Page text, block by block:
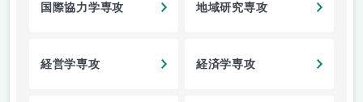
国際協力学専攻 地域研究専攻
経営学専攻 経済学専攻